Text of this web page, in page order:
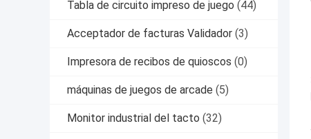
Tabla de circuito impreso de juego (44)
Acceptador de facturas Validador (3)
Impresora de recibos de quioscos (0)
máquinas de juegos de arcade (5)
Monitor industrial del tacto (32)